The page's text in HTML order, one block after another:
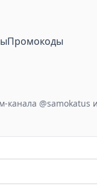
Промокоды
канала @samokatus и